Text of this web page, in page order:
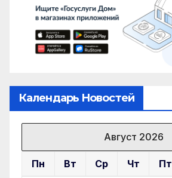
Календарь Новостей
Август 2026
Пн Вт Ср Чт Пт